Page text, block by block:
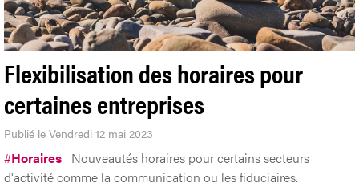
Flexibilisation des horaires pour
certaines entreprises
Publié le Vendredi 12 mai 2023
#Horaires Nouveautés horaires pour certains secteurs
d'activité comme la communication ou les fiduciaires.